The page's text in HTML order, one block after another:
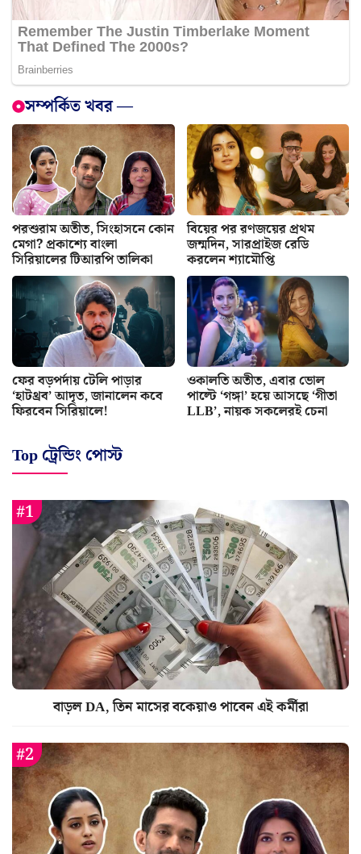
সম্পর্কিত খবর —
পরশুরাম অতীত, সিংহাসনে কোন
মেগা? প্রকাশ্যে বাংলা
সিরিয়ালের টিআরপি তালিকা
বিয়ের পর রণজয়ের প্রথম
জন্মদিন, সারপ্রাইজ রেডি
করলেন শ্যামৌপ্তি
ফের বড়পর্দায় টেলি পাড়ার
‘হাটথ্রব’ আদৃত, জানালেন কবে
ফিরবেন সিরিয়ালে!
ওকালতি অতীত, এবার ভোল
পাল্টে ‘গঙ্গা’ হয়ে আসছে ‘গীতা
LLB’, নায়ক সকলেরই চেনা
Top ট্রেন্ডিং পোস্ট
বাড়ল DA, তিন মাসের বকেয়াও পাবেন এই কর্মীরা